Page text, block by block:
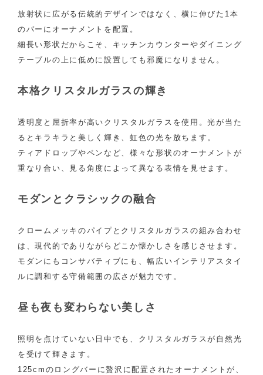
放射状に広がる伝統的デザインではなく、横に伸びた1本
のバーにオーナメントを配置。
細長い形状だからこそ、キッチンカウンターやダイニング
テーブルの上に低めに設置しても邪魔になりません。
本格クリスタルガラスの輝き
透明度と屈折率が高いクリスタルガラスを使用。光が当た
るとキラキラと美しく輝き、虹色の光を放ちます。
ティアドロップやペンなど、様々な形状のオーナメントが
重なり合い、見る角度によって異なる表情を見せます。
モダンとクラシックの融合
クロームメッキのパイプとクリスタルガラスの組み合わせ
は、現代的でありながらどこか懐かしさを感じさせます。
モダンにもコンサバティブにも、幅広いインテリアスタイ
ルに調和する守備範囲の広さが魅力です。
昼も夜も変わらない美しさ
照明を点けていない日中でも、クリスタルガラスが自然光
を受けて輝きます。
125cmのロングバーに贅沢に配置されたオーナメントが、